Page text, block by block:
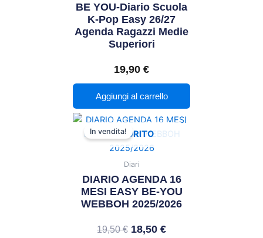
BE YOU-Diario Scuola
K-Pop Easy 26/27
Agenda Ragazzi Medie
Superiori
19,90 €
Aggiungi al carrello
ESAURITO
In vendita!
Diari
DIARIO AGENDA 16
MESI EASY BE-YOU
WEBBOH 2025/2026
19,50€
Il
prezzo
originale
era:
19,50 €.
18,50 €
Il
prezzo
18,50 €.